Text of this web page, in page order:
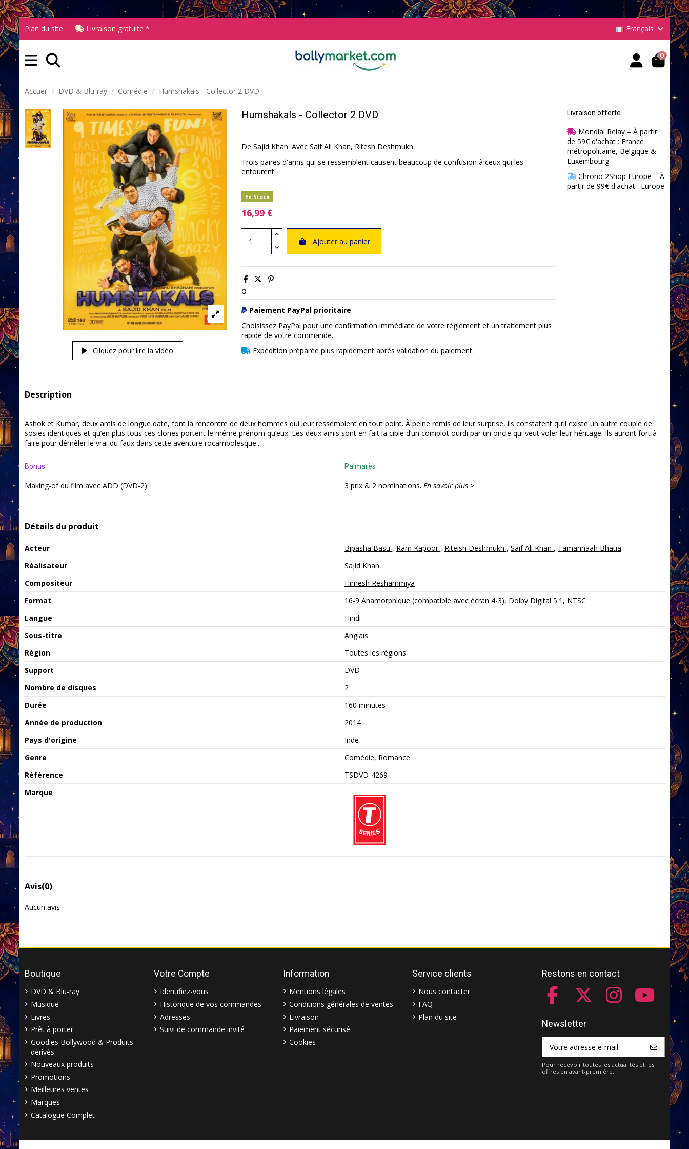
Plan du site Livraison gratuite * Français
0
Accueil DVD & Blu-ray Comédie Humshakals - Collector 2 DVD
Cliquez pour lire la vidéo
Humshakals - Collector 2 DVD
De Sajid Khan. Avec Saif Ali Khan, Ritesh Deshmukh.
Trois paires d'amis qui se ressemblent causent beaucoup de confusion à ceux qui les
entourent.
En Stock
16,99 €
Ajouter au panier
¤
Paiement PayPal prioritaire
Choisissez PayPal pour une confirmation immédiate de votre règlement et un traitement plus
rapide de votre commande.
Expédition préparée plus rapidement après validation du paiement.
Livraison offerte
Mondial Relay– À partir
de 59€ d'achat : France
métropolitaine, Belgique &
Luxembourg
Chrono 2Shop Europe – À
partir de 99€ d'achat : Europe
Description
Ashok et Kumar, deux amis de longue date, font la rencontre de deux hommes qui leur ressemblent en tout point. À peine remis de leur surprise, ils constatent qu’il existe un autre couple de
sosies identiques et qu’en plus tous ces clones portent le même prénom qu’eux. Les deux amis sont en fait la cible d’un complot ourdi par un oncle qui veut voler leur héritage. Ils auront fort à
faire pour démêler le vrai du faux dans cette aventure rocambolesque...
Bonus
Making-of du film avec ADD (DVD-2)
Palmarès
3 prix & 2 nominations. En savoir plus >
Détails du produit
Acteur Bipasha Basu , Ram Kapoor , Riteish Deshmukh , Saif Ali Khan , Tamannaah Bhatia
Réalisateur
Sajid Khan
Compositeur
Himesh Reshammiya
Format
16-9 Anamorphique (compatible avec écran 4-3), Dolby Digital 5.1, NTSC
Langue
Hindi
Sous-titre
Anglais
Région
Toutes les régions
Support
DVD
Nombre de disques
2
Durée
160 minutes
Année de production
2014
Pays d'origine
Inde
Genre
Comédie, Romance
Référence
TSDVD-4269
Marque
Avis(0)
Aucun avis
Boutique
DVD & Blu-ray
Musique
Livres
Prêt à porter
Goodies Bollywood & Produits
dérivés
Nouveaux produits
Promotions
Meilleures ventes
Marques
Catalogue Complet
Votre Compte
Identifiez-vous
Historique de vos commandes
Adresses
Suivi de commande invité
Information
Mentions légales
Conditions générales de ventes
Livraison
Paiement sécurisé
Cookies
Service clients
Nous contacter
FAQ
Plan du site
Restons en contact
Newsletter
Pour recevoir toutes les actualités et les
offres en avant-première.